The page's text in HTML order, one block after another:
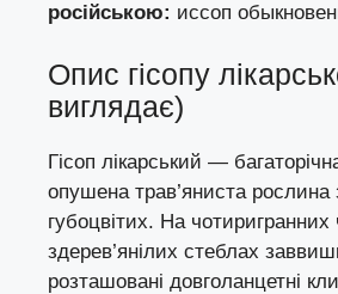
російською: иссоп
Опис гісопу
виглядає)
Гісоп лікарський —
опушена трав’яниста рослина
губоцвітих. На чотиригранних
здерев’янілих стеблах
розташовані довголанцетні